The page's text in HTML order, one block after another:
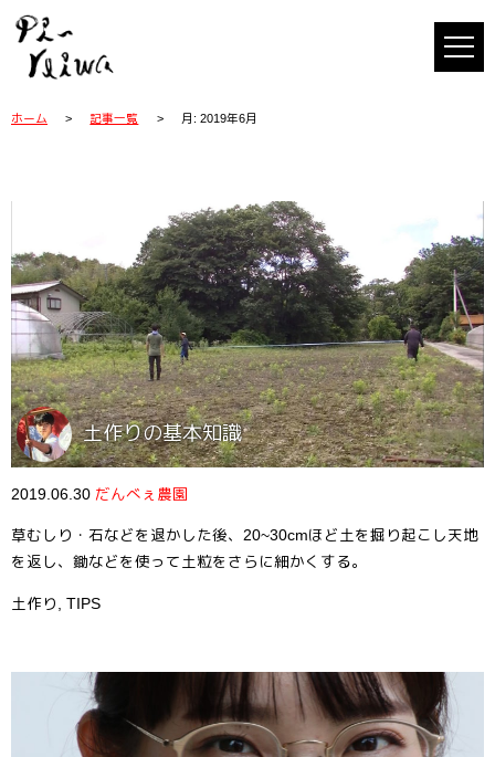
ホーム 記事一覧 月: 2019年6月
土作りの基本知識
2019.06.30 だんべぇ農園
草むしり・石などを退かした後、20~30cmほど土を掘り起こし天地
を返し、鋤などを使って土粒をさらに細かくする。
土作り TIPS